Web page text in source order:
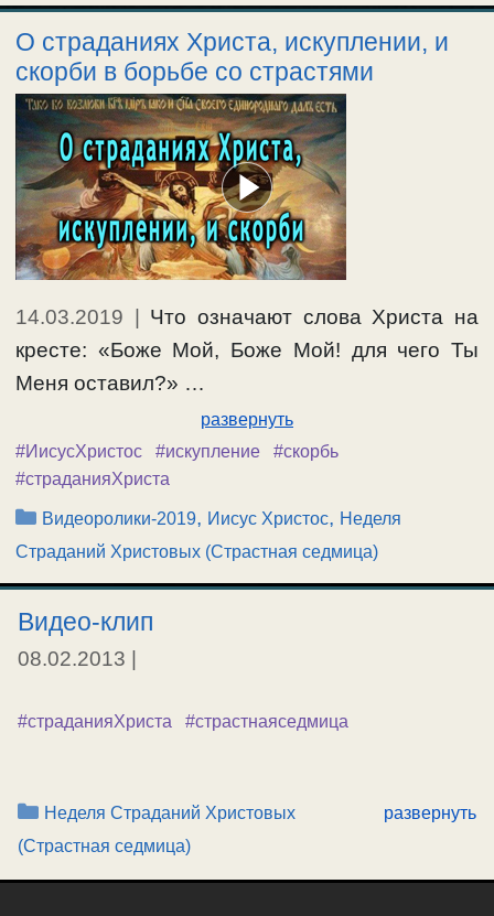
О страданиях Христа, искуплении, и
скорби в борьбе со страстями
14.03.2019 | Что означают слова Христа на
кресте: «Боже Мой, Боже Мой! для чего Ты
Меня оставил?» …
развернуть
#ИисусХристос
#искупление
#скорбь
#страданияХриста
Рубрики
Видеоролики-2019, Иисус Христос, Неделя
Страданий Христовых (Страстная седмица)
Видео-клип
08.02.2013
#страданияХриста #страстнаяседмица
Рубрики
Неделя Страданий Христовых
(Страстная седмица)
развернуть